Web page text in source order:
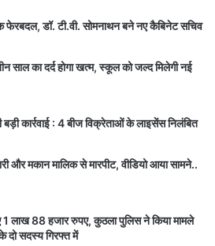
फेरबदल, डॉ. टी.वी. सोमनाथन बने नए कैबिनेट सचिव
साल का दर्द होगा खत्म, स्कूल को जल्द मिलेगी नई
कार्रवाई : 4 बीज विक्रेताओं के लाइसेंस निलंबित
और मकान मालिक से मारपीट, वीडियो आया सामने..
लाख 88 हजार रुपए, कुठला पुलिस ने किया मामले
दो सदस्य गिरफ्त में